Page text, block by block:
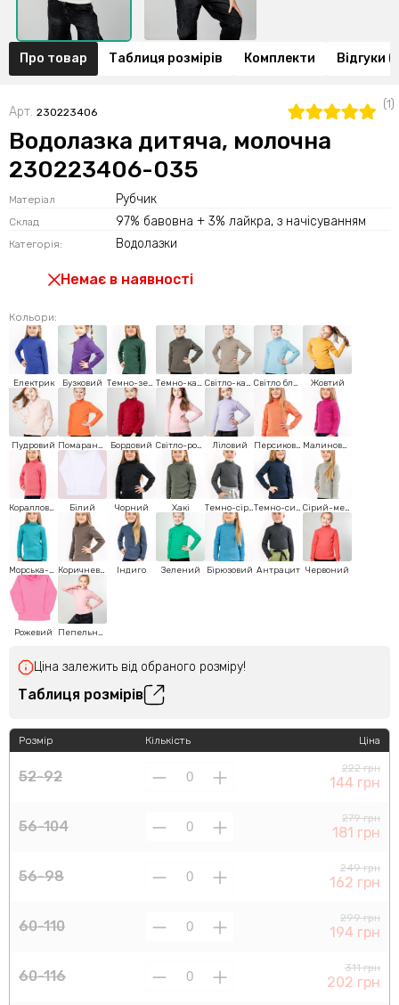
Про товар Таблиця розмірів Комплекти Відгуки
Арт. 230223406
(1)
Водолазка дитяча, молочна
230223406-035
Матеріал Рубчик
Склад 97% бавовна + 3% лайкра, з начісуванням
Категорія: Водолазки
Немає в наявності
Кольори:
Електрик Бузковий Темно-зелений Темно-кавовий Світло-кавовий Світло блакитний Жовтий
Пудровий Помаранчевий Бордовий Світло-рожевий Ліловий Персиковий Малиновий
Коралловий Білий Чорний Хакі Темно-сірий Темнo-синий Сірий-меланж
Морська-хвиля Коричневий Індиго Зелений Бірюзовий Антрацит Червоний
Рожевий Пепельно-рожевий
Ціна залежить від обраного розміру!
Таблиця розмірів
Розмір
52-92
56-104
56-98
60-110
60-116
Кількість Ціна
222 грн
144 грн
279 грн
181 грн
249 грн
162 грн
299 грн
194 грн
311 грн
202 грн